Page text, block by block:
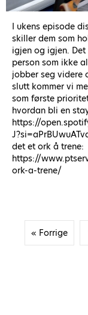
I ukens episode
skiller dem som
igjen og igjen.
person som ikke
jobber seg videre
slutt kommer vi
som første
hvordan bli en
https://
det et ork å trene:
https://
ork-a-trene/
« Forrige